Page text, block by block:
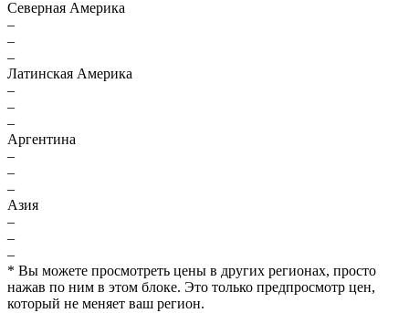
Северная Америка
–
–
–
Латинская Америка
–
–
–
Аргентина
–
–
–
Азия
–
–
–
* Вы можете просмотреть цены в других регионах, просто
нажав по ним в этом блоке. Это только предпросмотр цен,
который не меняет ваш регион.